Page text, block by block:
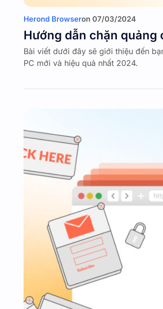
Herond Browseron 07/03/2024
Hướng dẫn chặn quảng
Bài viết dưới đây sẽ giới thiệu đến
PC mới và hiệu quả nhất 2024.